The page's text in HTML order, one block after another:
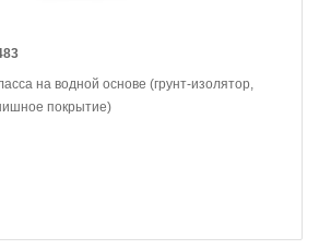
на водной основе (грунт-изолятор,
покрытие)